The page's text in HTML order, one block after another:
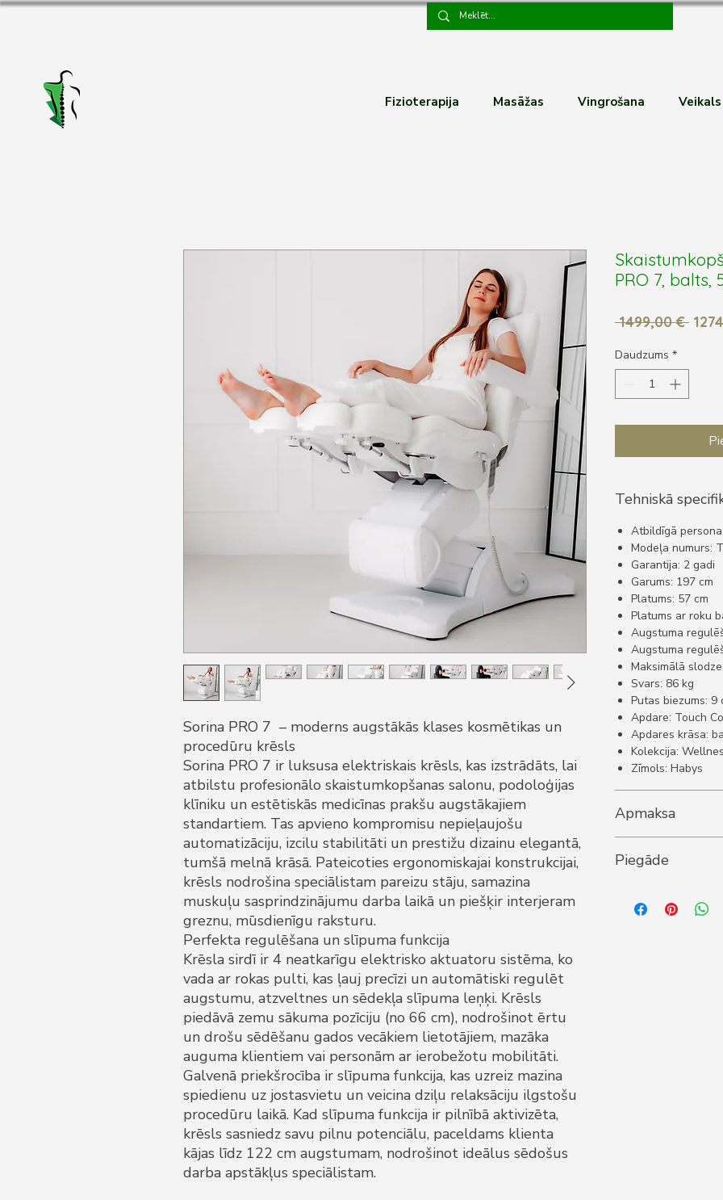
Fizioterapija Masāžas Vingrošana Veikals
Sorina PRO 7 – moderns augstākās klases kosmētikas un
procedūru krēsls
Sorina PRO 7 ir luksusa elektriskais krēsls, kas izstrādāts, lai
atbilstu profesionālo skaistumkopšanas salonu, podoloģijas
klīniku un estētiskās medicīnas prakšu augstākajiem
standartiem. Tas apvieno kompromisu nepieļaujošu
automatizāciju, izcilu stabilitāti un prestižu dizainu elegantā,
tumšā melnā krāsā. Pateicoties ergonomiskajai konstrukcijai,
krēsls nodrošina speciālistam pareizu stāju, samazina
muskuļu sasprindzinājumu darba laikā un piešķir interjeram
greznu, mūsdienīgu raksturu.
Perfekta regulēšana un slīpuma funkcija
Krēsla sirdī ir 4 neatkarīgu elektrisko aktuatoru sistēma, ko
vada ar rokas pulti, kas ļauj precīzi un automātiski regulēt
augstumu, atzveltnes un sēdekļa slīpuma leņķi. Krēsls
piedāvā zemu sākuma pozīciju (no 66 cm), nodrošinot ērtu
un drošu sēdēšanu gados vecākiem lietotājiem, mazāka
auguma klientiem vai personām ar ierobežotu mobilitāti.
Galvenā priekšrocība ir slīpuma funkcija, kas uzreiz mazina
spiedienu uz jostasvietu un veicina dziļu relaksāciju ilgstošu
procedūru laikā. Kad slīpuma funkcija ir pilnībā aktivizēta,
krēsls sasniedz savu pilnu potenciālu, paceldams klienta
kājas līdz 122 cm augstumam, nodrošinot ideālus sēdošus
darba apstākļus speciālistam.
PRO 7, balts,
1499,00 €
Daudzums *
Tehniskā
Atbildīgā persona
Modeļa numurs:
Garantija: 2 gadi
Garums: 197 cm
Platums: 57 cm
Platums ar roku
Augstuma
Augstuma
Maksimālā
Svars: 86 kg
Putas biezums: 9
Apdare: Touch
Apdares krāsa:
Kolekcija:
Zīmols: Habys
Apmaksa
2. Apmaksa
Piegāde
Piegādes izmaksas